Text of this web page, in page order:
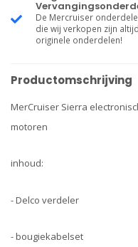
De Mercruiser
die wij verkopen zijn altijd
originele onderdelen!
Productomschrijving
MerCruiser Sierra
motoren
inhoud:
- Delco verdeler
- bougiekabelset